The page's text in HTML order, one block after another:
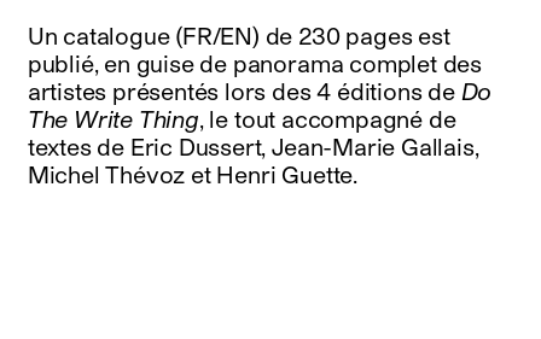
Un catalogue (FR/EN) de 230 pages est
publié, en guise de panorama complet des
artistes présentés lors des 4 éditions de Do
The Write Thing, le tout accompagné de
textes de Eric Dussert, Jean-Marie Gallais,
Michel Thévoz et Henri Guette.